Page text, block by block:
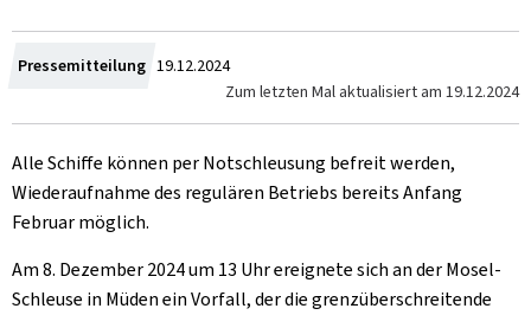
Pressemitteilung Crée
19.12.2024
Zum letzten Mal aktualisiert am 19.12.2024
Alle Schiffe können per Notschleusung befreit werden,
Wiederaufnahme des regulären Betriebs bereits Anfang
Februar möglich.
Am 8. Dezember 2024 um 13 Uhr ereignete sich an der Mosel-
Schleuse in Müden ein Vorfall, der die grenzüberschreitende